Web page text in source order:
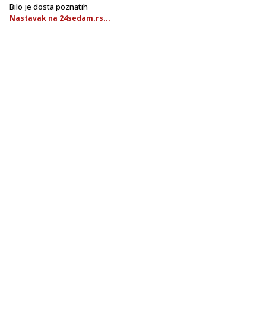
Bilo je dosta poznatih
Nastavak na 24sedam.rs...